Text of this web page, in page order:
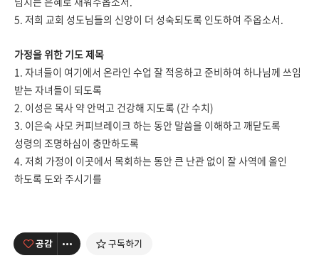
5. 저희 교회 성도님들의 신앙이 더 성숙되도록 인도하여 주옵소서.
가정을 위한 기도 제목
1. 자녀들이 여기에서 온라인 수업 잘 적응하고 준비하여 하나님께 쓰임
받는 자녀들이 되도록
2. 이성은 목사 약 안먹고 건강해 지도록 (간 수치)
3. 이은숙 사모 커피브레이크 하는 동안 말씀을 이해하고 깨닫도록
성령의 조명하심이 충만하도록
4. 저희 가정이 이곳에서 목회하는 동안 큰 난관 없이 잘 사역에 올인
하도록 도와 주시기를
공감 구독하기